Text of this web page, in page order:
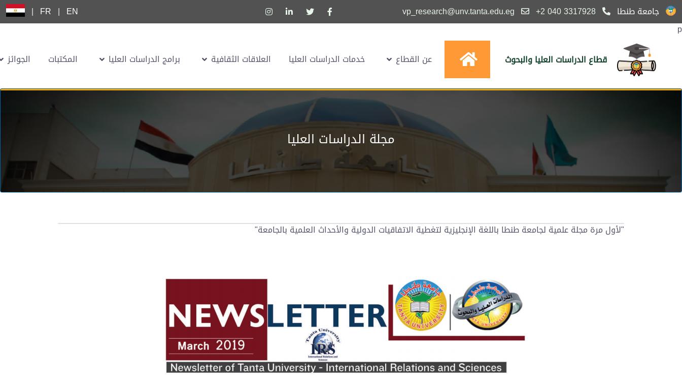
جامعة طنطا 3317928 040 2+
vp_research@unv.tanta.edu.eg
EN
|
FR
|
p
قطاع الدراسات العليا والبحوث
عن القطاع خدمات الدراسات العليا العلاقات الثقافية برامج الدراسات العليا المكتبات الجوائز
مجلة الدراسات العليا
"لأول مرة مجلة علمية لجامعة طنطا باللغة الإنجليزية لتغطية الاتفاقيات الدولية والأحداث العلمية بالجامعة"